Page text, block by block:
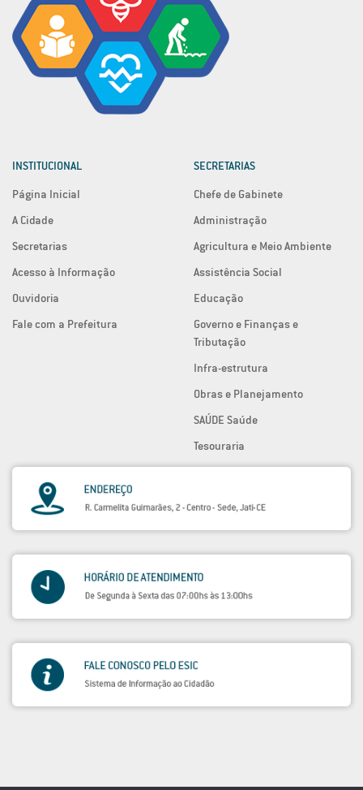
INSTITUCIONAL
Página Inicial
A Cidade
Secretarias
Acesso à Informação
Ouvidoria
Fale com a Prefeitura
SECRETARIAS
Chefe de Gabinete
Administração
Agricultura e Meio Ambiente
Assistência Social
Educação
Governo e Finanças e
Tributação
Infra-estrutura
Obras e Planejamento
SAÚDE Saúde
Tesouraria